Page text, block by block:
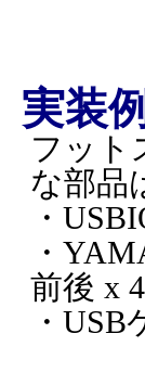
実装例
フット
な部品
・
・
前後 x
・